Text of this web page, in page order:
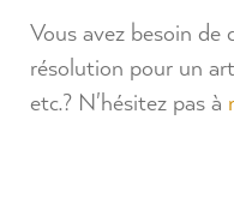
Vous avez besoin de
résolution pour un
etc.? N'hésitez pas à